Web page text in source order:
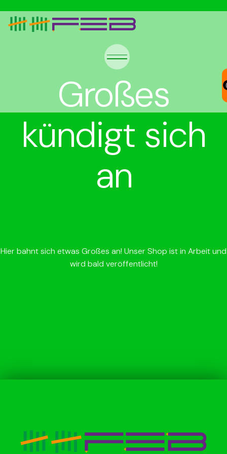
Großes
kündigt sich
an
Hier bahnt sich etwas Großes an! Unser Shop ist in Arbeit und
wird bald veröffentlicht!